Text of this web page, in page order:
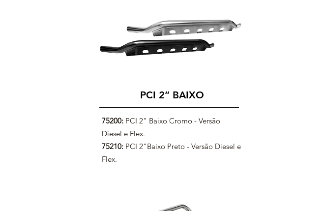
PCI 2” BAIXO
75200: PCI 2" Baixo Cromo - Versão
Diesel e Flex.
75210:PCI 2"Baixo Preto - Versão Diesel e
Flex.